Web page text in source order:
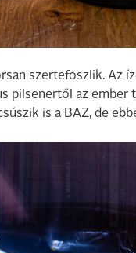
szertefoszlik. Az
pilsenertől az
is a BAZ, de